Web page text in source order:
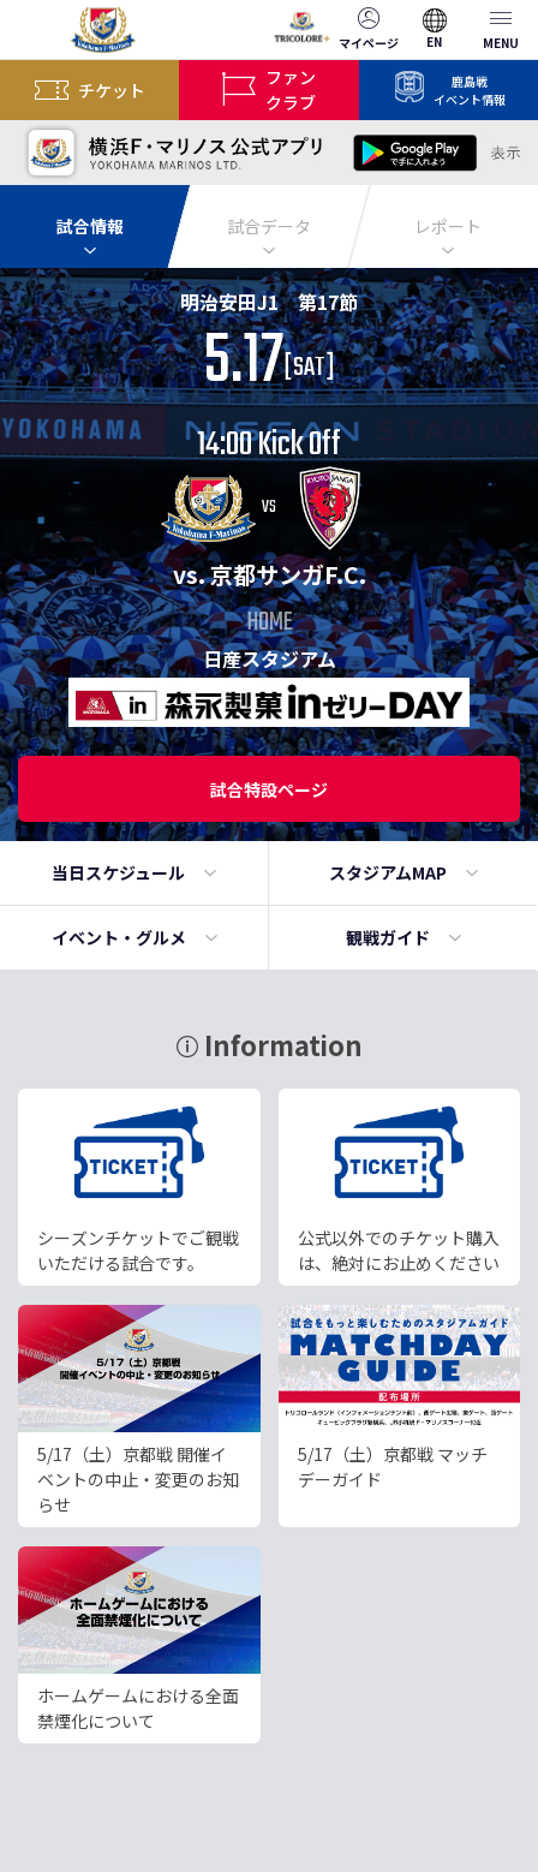
マイページ EN MENU
チケット
ファン
クラブ
鹿島戦
イベント情報
試合情報 試合データ レポート
明治安田J1 第17節
5.17[SAT]
14:00 Kick Off
VS
vs. 京都サンガF.C.
HOME
日産スタジアム
試合特設ページ
当日スケジュール スタジアムMAP
イベント・ グルメ 観戦ガイド
Information
シーズンチケットでご観戦
いただける試合です。
公式以外でのチケット購入
は、絶対にお止めください
5/17（土）京都戦 開催イ
ベントの中止・変更のお知
らせ
5/17（土）京都戦 マッチ
デーガイド
ホームゲームにおける全面
禁煙化について